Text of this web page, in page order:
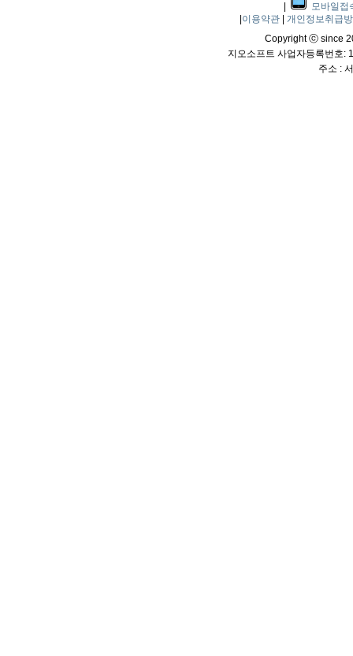
모바일접
이용약관
개인정보취급
Copyright ⓒ since
지오소프트 사업자등록번호:
주소 :